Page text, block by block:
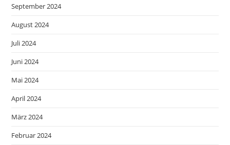
September 2024
August 2024
Juli 2024
Juni 2024
Mai 2024
April 2024
März 2024
Februar 2024